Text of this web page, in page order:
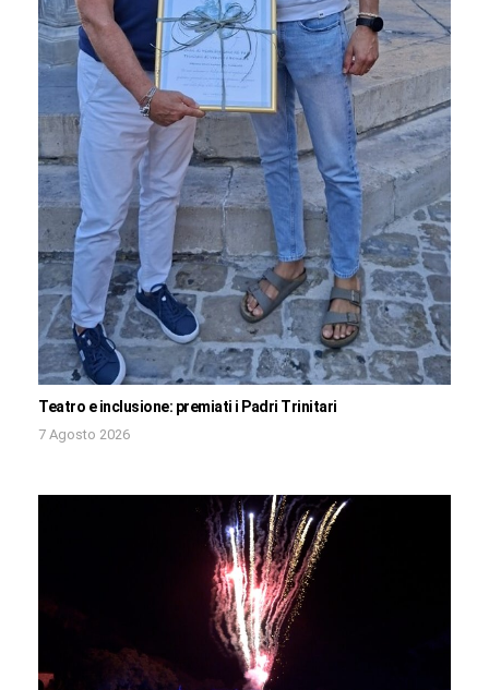
Teatro e inclusione: premiati i Padri Trinitari
7 Agosto 2026